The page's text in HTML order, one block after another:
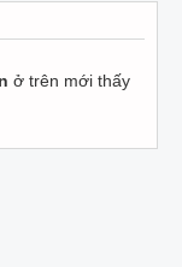
ở trên mới thấy